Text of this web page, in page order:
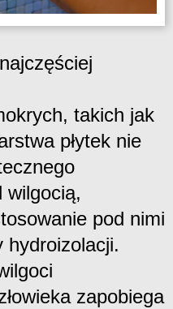
takich jak
płytek nie
wilgocią,
pod nimi
hydroizolacji.
zapobiega